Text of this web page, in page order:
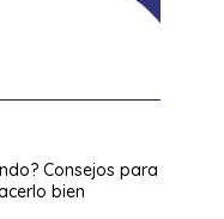
Consejos para
bien